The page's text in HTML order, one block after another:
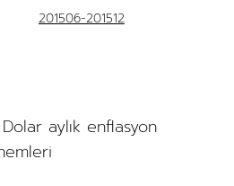
201506-201512
aylık enflasyon